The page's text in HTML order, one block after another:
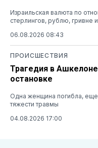
Израильская валюта по
стерлингов, рублю, гривне
06.08.2026 08:43
ПРОИСШЕСТВИЯ
Трагедия в
остановке
Одна женщина погибла,
тяжести травмы
04.08.2026 17:00